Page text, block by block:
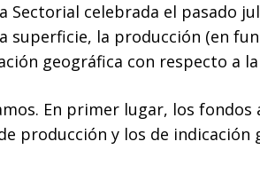
Sectorial celebrada el pasado
superficie, la producción (en
geográfica con respecto a
En primer lugar, los fondos
producción y los de indicación